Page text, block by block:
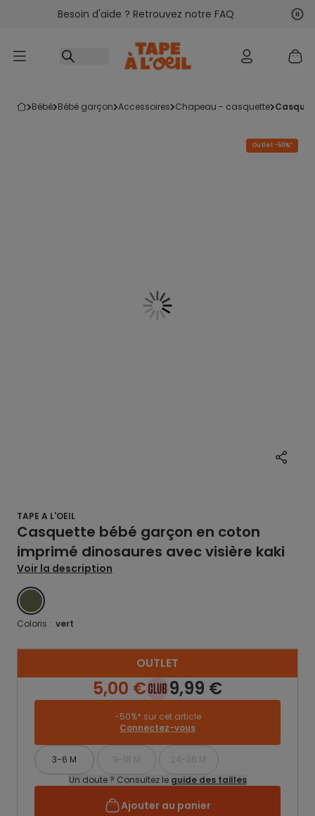
Accéder au contenu
Besoin d'aide ? Retrouvez notre FAQ
bébé bébé garçon accessoires chapeau - casquette
Outlet -50%*
TAPE A L'OEIL
Casquette bébé garçon en coton
imprimé dinosaures avec visière kaki
Voir la description
VERT
Coloris : vert
OUTLET
5,00 € 9,99 €
-50%* sur cet article
Connectez-vous
3-6 M 9-18 M
24-36 M
Un doute ? Consultez le guide des tailles
Ajouter au panier